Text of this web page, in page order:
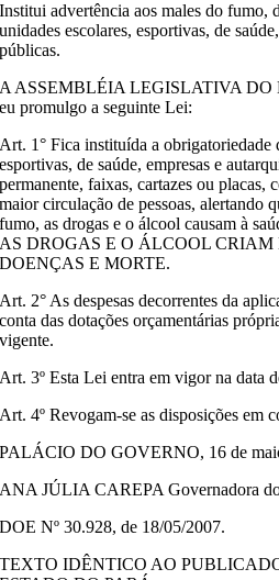
Institui advertência aos males do fumo,
unidades escolares, esportivas, de
públicas.
A ASSEMBLÉIA LEGISLATIVA DO
eu promulgo a seguinte Lei:
Art. 1° Fica instituída a obrigatoriedade
esportivas, de saúde, empresas e
permanente, faixas, cartazes ou placas,
maior circulação de pessoas, alertando
fumo, as drogas e o álcool causam à
AS DROGAS E O ÁLCOOL
DOENÇAS E MORTE.
Art. 2° As despesas decorrentes da
conta das dotações orçamentárias
vigente.
Art. 3º Esta Lei entra em vigor na data
Art. 4º Revogam-se as disposições em
PALÁCIO DO GOVERNO, 16 de
ANA JÚLIA CAREPA Governadora
DOE Nº 30.928, de 18/05/2007.
TEXTO IDÊNTICO AO